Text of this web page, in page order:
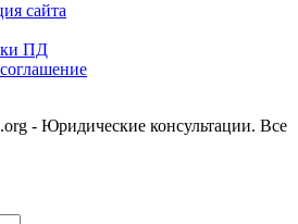
сайта
ПД
- Юридические консультации. Все